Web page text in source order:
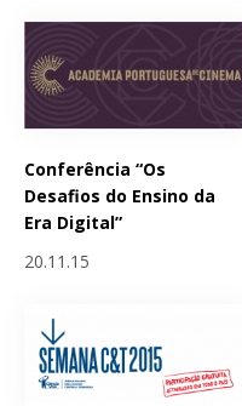
Conferência “Os
Desafios do Ensino da
Era Digital”
20.11.15